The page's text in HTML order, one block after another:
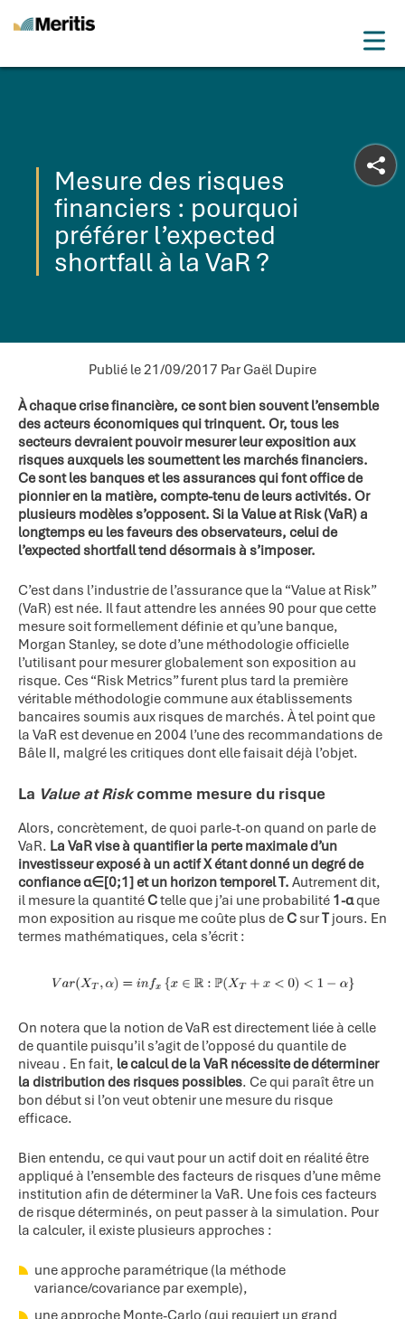
Mesure des risques
financiers : pourquoi
préférer l’expected
shortfall à la VaR ?
Publié le 21/09/2017 Par Gaël Dupire
À chaque crise financière, ce sont bien souvent l’ensemble
des acteurs économiques qui trinquent. Or, tous les
secteurs devraient pouvoir mesurer leur exposition aux
risques auxquels les soumettent les marchés financiers.
Ce sont les banques et les assurances qui font office de
pionnier en la matière, compte-tenu de leurs activités. Or
plusieurs modèles s’opposent. Si la Value at Risk (VaR) a
longtemps eu les faveurs des observateurs, celui de
l’expected shortfall tend désormais à s’imposer.
C’est dans l’industrie de l’assurance que la “Value at Risk”
(VaR) est née. Il faut attendre les années 90 pour que cette
mesure soit formellement définie et qu’une banque,
Morgan Stanley, se dote d’une méthodologie officielle
l’utilisant pour mesurer globalement son exposition au
risque. Ces “Risk Metrics” furent plus tard la première
véritable méthodologie commune aux établissements
bancaires soumis aux risques de marchés. À tel point que
la VaR est devenue en 2004 l’une des recommandations de
Bâle II, malgré les critiques dont elle faisait déjà l’objet.
La Value at Riskcomme mesure du risque
Alors, concrètement, de quoi parle-t-on quand on parle de
VaR. La VaR vise à quantifier la perte maximale d’un
investisseur exposé à un actif Xétant donné un degré de
confiance α∈[0;1] et un horizon temporel T. Autrement dit,
il mesure la quantitéCtelle que j’ai une probabilité 1-αque
mon exposition au risque me coûte plus deC surTjours. En
termes mathématiques, cela s’écrit :
On notera que la notion de VaR est directement liée à celle
de quantile puisqu’il s’agit de l’opposé du quantile de
niveau . En fait, le calcul de la VaR nécessite de déterminer
la distribution des risques possibles. Ce qui paraît être un
bon début si l’on veut obtenir une mesure du risque
efficace.
Bien entendu, ce qui vaut pour un actif doit en réalité être
appliqué à l’ensemble des facteurs de risques d’une même
institution afin de déterminer la VaR. Une fois ces facteurs
de risque déterminés, on peut passer à la simulation. Pour
la calculer, il existe plusieurs approches :
une approche paramétrique (la méthode
variance/covariance par exemple),